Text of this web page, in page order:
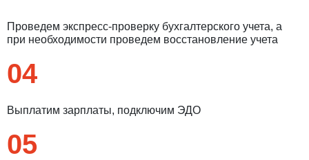
Проведем экспресс-проверку бухгалтерского учета, а
при необходимости проведем восстановление учета
04
Выплатим зарплаты, подключим ЭДО
05